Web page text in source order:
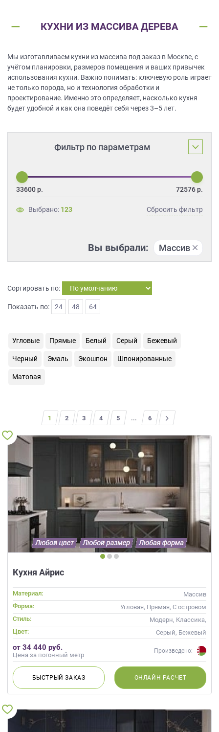
КУХНИ ИЗ МАССИВА ДЕРЕВА
Мы изготавливаем кухни из массива под заказ в Москве, с
учётом планировки, размеров помещения и ваших привычек
использования кухни. Важно понимать: ключевую роль играет
не только порода, но и технология обработки и
проектирование. Именно это определяет, насколько кухня
будет удобной и как она поведёт себя через 3–5 лет.
Фильтр по параметрам
33600р. 72576р.
Выбрано: 123 Сбросить фильтр
Вы выбрали: Массив
Сортировать по:
Показать по: 24 48 64
Угловые Прямые Белый Серый Бежевый
Черный Эмаль Экошпон Шпонированные
Матовая
1 2 3 4 5 ... 6
>
Кухня Айрис
Материал:
Массив
Форма:
Угловая, Прямая, С островом
Стиль:
Модерн, Классика,
Скандинавский, Неоклассика,
Современные
Цвет: Серый, Бежевый
от 34 440 руб.
Цена за погонный метр
Произведено:
БЫСТРЫЙЗАКАЗ ОНЛАЙН РАСЧЕТ
ПРИГЛАСИТЬ ДИЗАЙНЕРА
Нажимая на кнопку "Отправить", вы
даетеСогласие на обработку
персональных данных, а также
Согласие на обработку персональных
данных метрическими программамив
порядке и на условиях Политики
принимаете условияПолитики
Ваш
телефон*
кнопку
"Отправить",
Согласие
обработку
метрическими
персональных
данных.